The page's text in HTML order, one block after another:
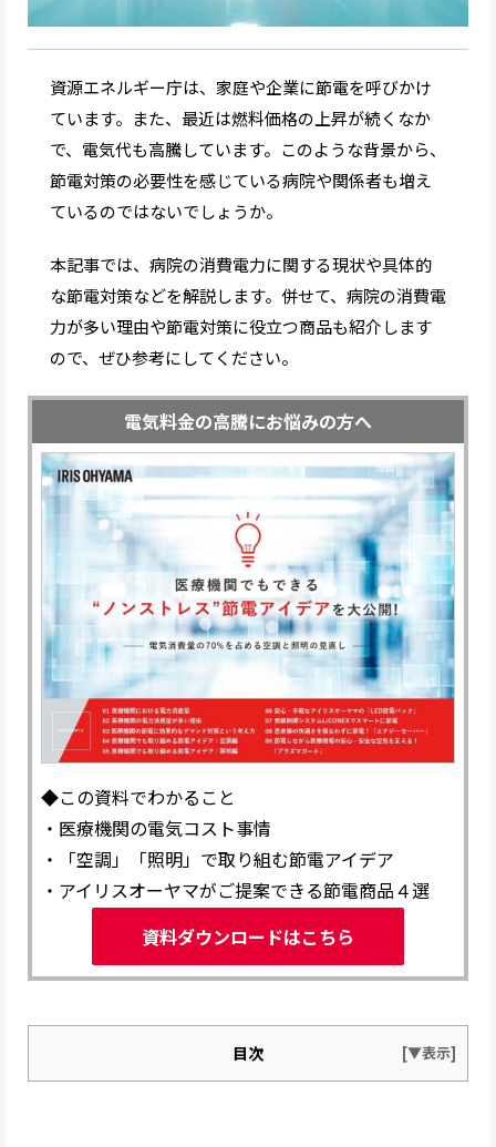
資源エネルギー庁は、家庭や企業に節電を呼びかけ
ています。また、最近は燃料価格の上昇が続くなか
で、電気代も高騰しています。このような背景から、
節電対策の必要性を感じている病院や関係者も増え
ているのではないでしょうか。
本記事では、病院の消費電力に関する現状や具体的
な節電対策などを解説します。併せて、病院の消費電
力が多い理由や節電対策に役立つ商品も紹介します
ので、ぜひ参考にしてください。
電気料金の高騰にお悩みの方へ
◆この資料でわかること
・医療機関の電気コスト事情
・「空調」「照明」で取り組む節電アイデア
・アイリスオーヤマがご提案できる節電商品４選
資料ダウンロードはこちら
目次